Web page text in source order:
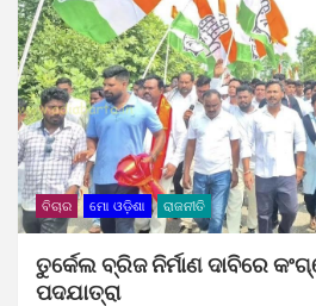
ବିଚାର ମୋ ଓଡ଼ିଶା ରାଜନୀତି
ତୁର୍କେଲ ବ୍ରିଜ ନିର୍ମାଣ ଦାବିରେ
ପଦଯାତ୍ରା